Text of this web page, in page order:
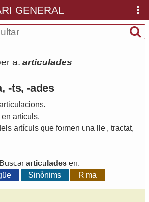
GENERAL
a: articulades
-ts, -ades
articulacions.
en artículs.
artículs que formen una llei, tractat,
Buscar articulades en:
Sinònims Rima